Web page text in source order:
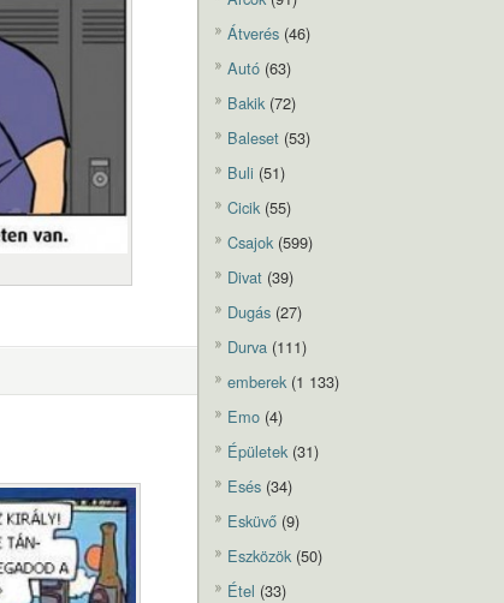
Átverés (46)
Autó (63)
Bakik(72)
Baleset (53)
Buli (51)
Cicik(55)
Csajok(599)
Divat (39)
Dugás (27)
Durva (111)
emberek(1 133)
Emo (4)
Épületek(31)
Esés (34)
Esküvő (9)
Eszközök(50)
Étel (33)